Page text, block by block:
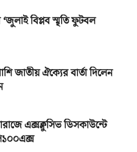
‘জুলাই বিপ্লব স্মৃতি ফুটবল
জাতীয় ঐক্যের বার্তা দিলেন
এক্সক্লুসিভ ডিসকাউন্টে